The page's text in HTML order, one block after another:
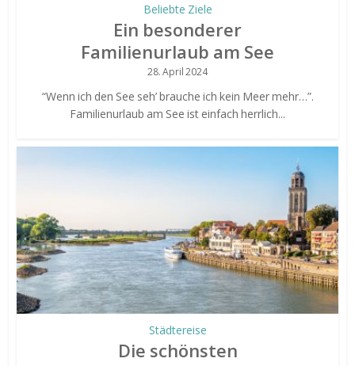
Beliebte Ziele
Ein besonderer
Familienurlaub am See
28. April 2024
“Wenn ich den See seh’ brauche ich kein Meer mehr…”.
Familienurlaub am See ist einfach herrlich...
Städtereise
Die schönsten